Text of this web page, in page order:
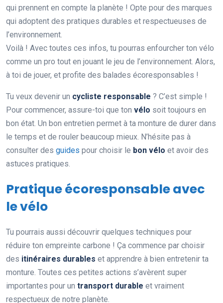
qui prennent en compte la planète ! Opte pour des marques
qui adoptent des pratiques durables et respectueuses de
l’environnement.
Voilà ! Avec toutes ces infos, tu pourras enfourcher ton vélo
comme un pro tout en jouant le jeu de l’environnement. Alors,
à toi de jouer, et profite des balades écoresponsables !
Tu veux devenir un cycliste responsable ? C’est simple !
Pour commencer, assure-toi que ton vélo soit toujours en
bon état. Un bon entretien permet à ta monture de durer dans
le temps et de rouler beaucoup mieux. N’hésite pas à
consulter des guides pour choisir le bon vélo et avoir des
astuces pratiques.
Pratique écoresponsable avec
le vélo
Tu pourrais aussi découvrir quelques techniques pour
réduire ton empreinte carbone ! Ça commence par choisir
des itinéraires durables et apprendre à bien entretenir ta
monture. Toutes ces petites actions s’avèrent super
importantes pour un transport durable et vraiment
respectueux de notre planète.